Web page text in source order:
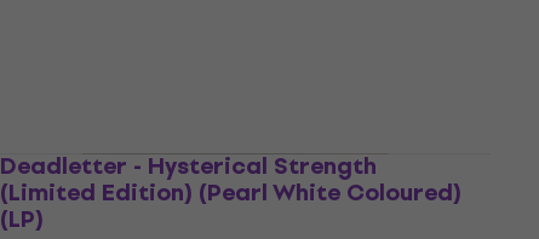
Deadletter - Hysterical Strength
(Limited Edition) (Pearl White Coloured)
(LP)